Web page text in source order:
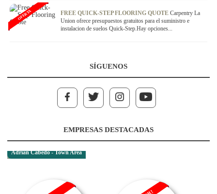
FREE QUICK-STEP FLOORING QUOTE Carpentry La
Union ofrece presupuestos gratuitos para el suministro e
instalacion de suelos Quick-Step.Hay opciones...
OFERTA
SÍGUENOS
EMPRESAS DESTACADAS
Adrian Cabedo - Town Area